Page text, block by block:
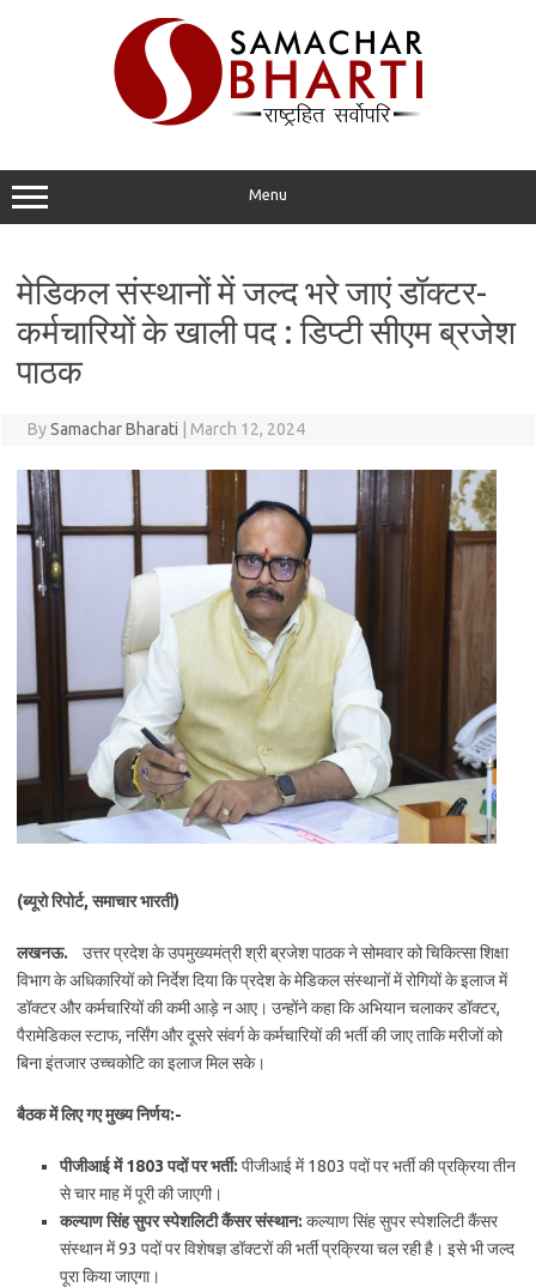
Menu
मेडिकल संस्थानों में जल्द भरे जाएं डॉक्टर-
कर्मचारियों के खाली पद : डिप्टी सीएम ब्रजेश
पाठक
BySamachar Bharati March 12, 2024
(ब्यूरो रिपोर्ट, समाचार भारती)
लखनऊ.
उत्तर प्रदेश के उपमुख्यमंत्री श्री ब्रजेश पाठक ने सोमवार को चिकित्सा शिक्षा
विभाग के अधिकारियों को निर्देश दिया कि प्रदेश के मेडिकल संस्थानों में रोगियों के इलाज में
डॉक्टर और कर्मचारियों की कमी आड़े न आए। उन्होंने कहा कि अभियान चलाकर डॉक्टर,
पैरामेडिकल स्टाफ, नर्सिंग और दूसरे संवर्ग के कर्मचारियों की भर्ती की जाए ताकि मरीजों को
बिना इंतजार उच्चकोटि का इलाज मिल सके।
बैठक में लिए गए मुख्य निर्णय:-
पीजीआई में 1803 पदों पर भर्ती: पीजीआई में 1803 पदों पर भर्ती की प्रक्रिया तीन
से चार माह में पूरी की जाएगी।
कल्याण सिंह सुपर स्पेशलिटी कैंसर संस्थान: कल्याण सिंह सुपर स्पेशलिटी कैंसर
संस्थान में 93 पदों पर विशेषज्ञ डॉक्टरों की भर्ती प्रक्रिया चल रही है। इसे भी जल्द
पूरा किया जाएगा।